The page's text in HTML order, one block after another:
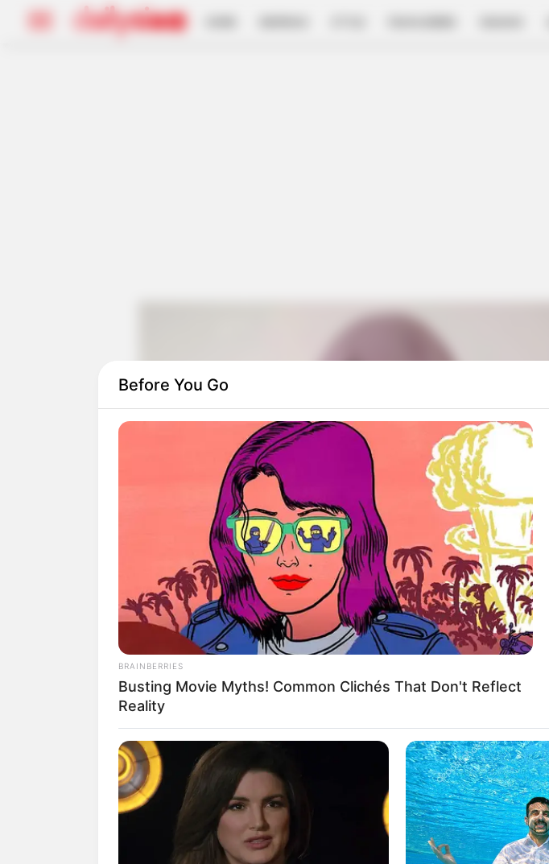
Before You Go
BRAINBERRIES
Busting Movie Myths! Common Clichés That Don't Reflect
Reality